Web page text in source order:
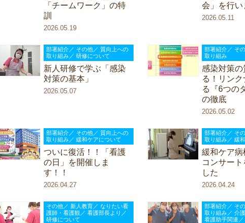
「チームワーク」の特
訓
2026.05.19
会」を行い
2026.05.11
部署紹介／ その他／ 質向上への
取り組み／ 研修について
新人研修で学ぶ「感染
対策の基本」
2026.05.07
部署紹介／ そ
取り組み
感染対策の
る！リンク
る『6つの
の徹底
2026.05.02
部署紹介／ その他／ 質向上への
取り組み／ 緩和ケアについて
ついに復活！！「看護
の日」を開催しま
す！！
2026.04.27
部署紹介／ そ
取り組み／ 緩
緩和ケア病
コンサート
した
2026.04.24
その他／ 新人教育／ なりたい看
護師・看護観／ 看護部長より／
研修について
部署紹介／ そ
取り組み／ 介
看護助手関連